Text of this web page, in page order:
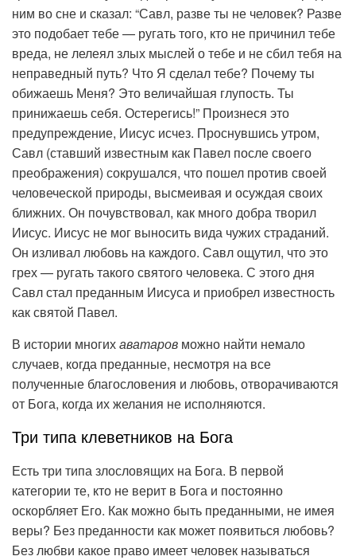
ним во сне и сказал: “Савл, разве ты не человек? Разве
это подобает тебе — ругать того, кто не причинил тебе
вреда, не лелеял злых мыслей о тебе и не сбил тебя на
неправедный путь? Что Я сделал тебе? Почему ты
обижаешь Меня? Это величайшая глупость. Ты
принижаешь себя. Остерегись!” Произнеся это
предупреждение, Иисус исчез. Проснувшись утром,
Савл (ставший известным как Павел после своего
преображения) сокрушался, что пошел против своей
человеческой природы, высмеивая и осуждая своих
ближних. Он почувствовал, как много добра творил
Иисус. Иисус не мог выносить вида чужих страданий.
Он изливал любовь на каждого. Савл ощутил, что это
грех — ругать такого святого человека. С этого дня
Савл стал преданным Иисуса и приобрел известность
как святой Павел.
В истории многихаватаров можно найти немало
случаев, когда преданные, несмотря на все
полученные благословения и любовь, отворачиваются
от Бога, когда их желания не исполняются.
Три типа клеветников на Бога
Есть три типа злословящих на Бога. В первой
категории те, кто не верит в Бога и постоянно
оскорбляет Его. Как можно быть преданными, не имея
веры? Без преданности как может появиться любовь?
Без любви какое право имеет человек называться